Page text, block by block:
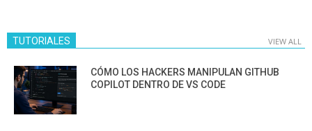
TUTORIALES VIEW ALL
CÓMO LOS HACKERS MANIPULAN GITHUB
COPILOT DENTRO DE VS CODE